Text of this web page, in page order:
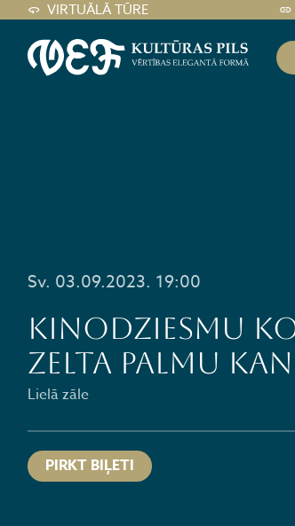
VIRTUĀLĀ TŪRE
Sv. 03.09.2023. 19:00
Kinodziesmu
ZELTA PALMU
Lielā zāle
PIRKT BIĻETI